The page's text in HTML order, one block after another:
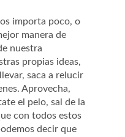
importa poco, o
manera de
nuestra
propias ideas,
saca a relucir
Aprovecha,
el pelo, sal de la
con todos estos
decir que